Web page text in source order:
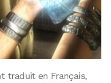
traduit en Français,